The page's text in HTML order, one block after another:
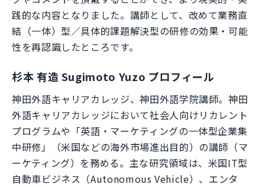
践的な内容となりました。講師として、改めて業務直
結（一体）型／具体的課題解決型の研修の効果・可能
性を再認識したところです。
杉本 有造 Sugimoto Yuzo プロフィール
神田外語キャリアカレッジ、神田外語学院講師。神田
外語キャリアカレッジにおいて社会人向けリカレント
プログラムや「英語・マーケティングの一体型企業集
中研修」（米国などの海外市場進出目的）の講師（マ
ーケティング）を務める。主な研究領域は、米国IT型
自動車ビジネス（Autonomous Vehicle）、エンタ